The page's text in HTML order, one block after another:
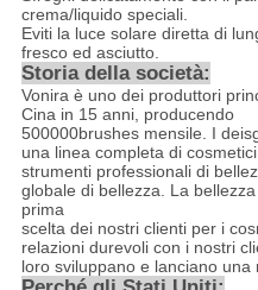
crema/liquido speciali.
Eviti la luce solare diretta di
fresco ed asciutto.
Storia della società:
Vonira è uno dei produttori
Cina in 15 anni, producendo
500000brushes mensile. I
una linea completa di
strumenti professionali di
globale di bellezza. La
prima
scelta dei nostri clienti per i
relazioni durevoli con i nostri
loro sviluppano e lanciano una